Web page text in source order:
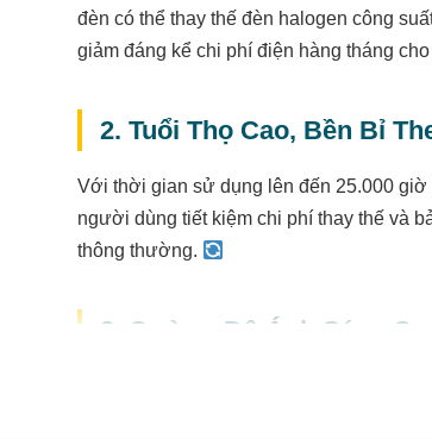
đèn có thể thay thế đèn halogen công
giảm đáng kể chi phí điện hàng tháng
2. Tuổi Thọ Cao, Bền Bỉ
Với thời gian sử dụng lên đến 25.000
người dùng tiết kiệm chi phí thay thế và
thông thường.
3. Cường Độ Ánh Sáng
đèn